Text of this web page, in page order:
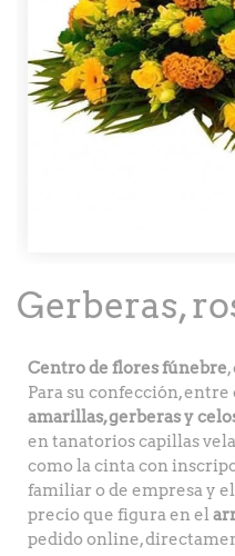
Gerberas,
Centro de flores fúnebre
Para su confección,
amarillas, gerberas y
en tanatorios capillas
como la cinta con
familiar o de empresa y
precio que figura en el
pedido online,